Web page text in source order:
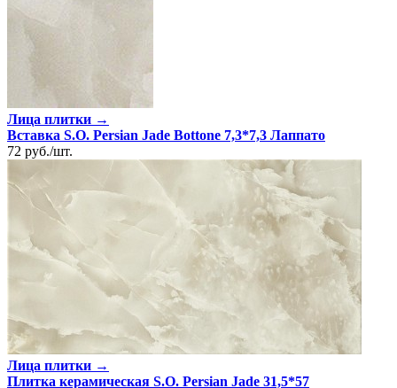
Лица плитки →
Вставка S.O. Persian Jade Bottone 7,3*7,3 Лаппато
72 руб./шт.
Лица плитки →
Плитка керамическая S.O. Persian Jade 31,5*57